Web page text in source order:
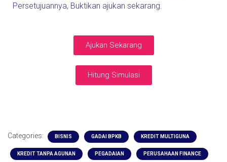
Persetujuannya, Buktikan ajukan sekarang.
Ajukan Sekarang
Hitung Simulasi
Categories: BISNIS GADAI BPKB KREDIT MULTIGUNA
KREDIT TANPA AGUNAN PEGADAIAN PERUSAHAAN FINANCE